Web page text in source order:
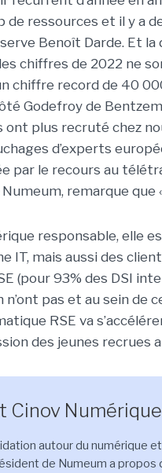
de ressources et il y a
Benoît Darde. Et
chiffres de 2022 ne
chiffre record de 40
Godefroy de
ont plus recruté chez
d’experts
par le recours au
remarque que
responsable, elle
IT, mais aussi des
(pour 93% des DSI
n’ont pas et au sein
RSE va
des jeunes recrues
Cinov
autour du numérique
de Numeum a